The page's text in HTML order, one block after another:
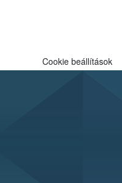
Cookie beállítások